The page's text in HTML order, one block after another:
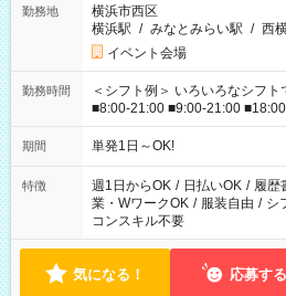
勤務地
横浜市西区
横浜駅 / みなとみらい駅 / 西
イベント会場
勤務時間
＜シフト例＞ いろいろなシフ
■8:00-21:00 ■9:00-21:00
期間 単発1日～OK!
特徴 週1日からOK / 日払いOK / 履歴
業・WワークOK / 服装自由 / シ
コンスキル不要
気になる！ 応募する